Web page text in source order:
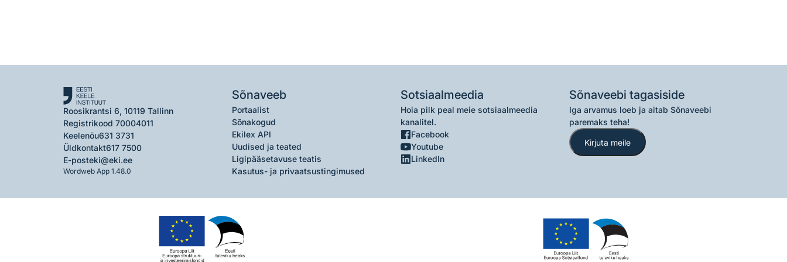
Roosikrantsi 6, 10119 Tallinn
Registrikood 70004011
Keelenõu631 3731
Üldkontakt617 7500
E-posteki@eki.ee
Wordweb App 1.48.0
Sõnaveeb
Portaalist
Sõnakogud
Ekilex API
Uudised ja teated
Ligipääsetavuse teatis
Kasutus- ja privaatsustingimused
Sotsiaalmeedia
Hoia pilk peal meie sotsiaalmeedia
kanalitel.
Facebook
Youtube
LinkedIn
Sõnaveebi tagasiside
Iga arvamus loeb ja aitab Sõnaveebi
paremaks teha!
Kirjuta meile